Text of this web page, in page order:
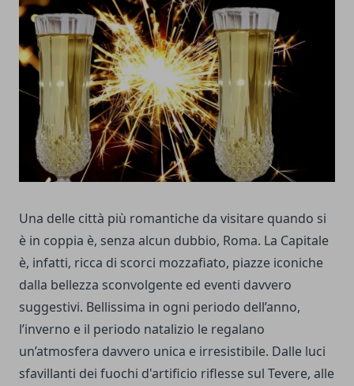
Una delle città più romantiche da visitare quando si
è in coppia è, senza alcun dubbio, Roma. La Capitale
è, infatti, ricca di scorci mozzafiato, piazze iconiche
dalla bellezza sconvolgente ed eventi davvero
suggestivi. Bellissima in ogni periodo dell’anno,
l’inverno e il periodo natalizio le regalano
un’atmosfera davvero unica e irresistibile. Dalle luci
sfavillanti dei fuochi d'artificio riflesse sul Tevere, alle